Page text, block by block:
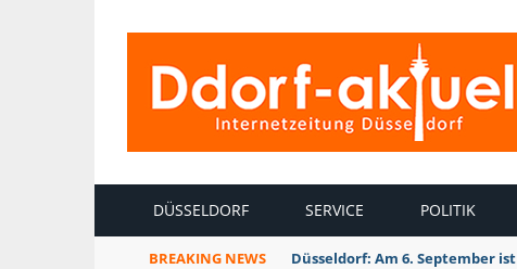
DÜSSELDORF SERVICE POLITIK
BREAKING NEWS Düsseldorf Kalkum: Bei